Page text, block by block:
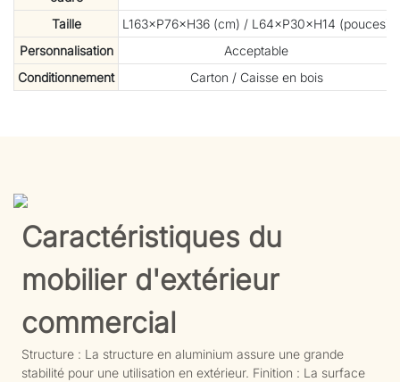
Taille
L163×P76×H36 (cm) / L64×P30×H14 (pouces)
Personnalisation
Acceptable
Conditionnement
Carton / Caisse en bois
Caractéristiques du
mobilier d'extérieur
commercial
Structure : La structure en aluminium assure une grande
stabilité pour une utilisation en extérieur. Finition : La surface